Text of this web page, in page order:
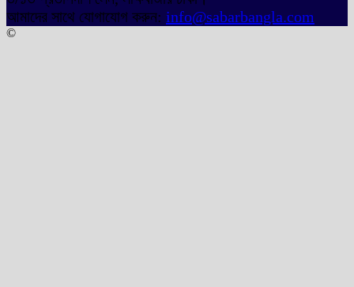
আমাদের সাথে যোগাযোগ করুন: info@sabarbangla.com
©